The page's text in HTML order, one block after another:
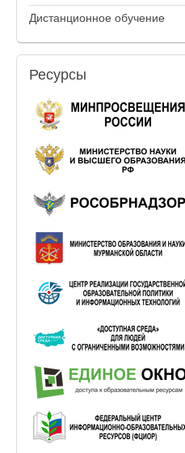
Дистанционное обучение
Ресурсы